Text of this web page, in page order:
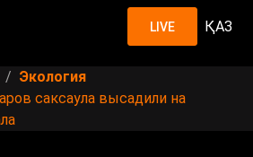
LIVE ҚАЗ
Экология
саксаула высадили на